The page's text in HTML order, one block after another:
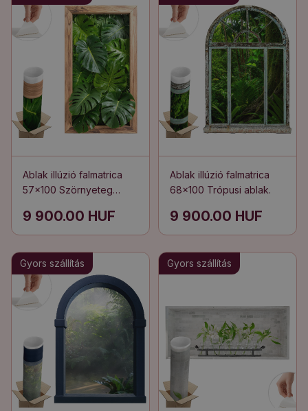
Ablak illúzió falmatrica
57x100 Szörnyeteg
9 900.00 HUF
Ablak illúzió falmatrica
68x100 Trópusi ablak.
9 900.00 HUF
Gyors szállítás Gyors szállítás